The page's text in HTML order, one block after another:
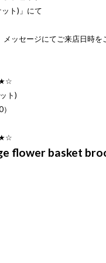
ット)」にて
ッセージにてご来店日時を
ト)
flower basket